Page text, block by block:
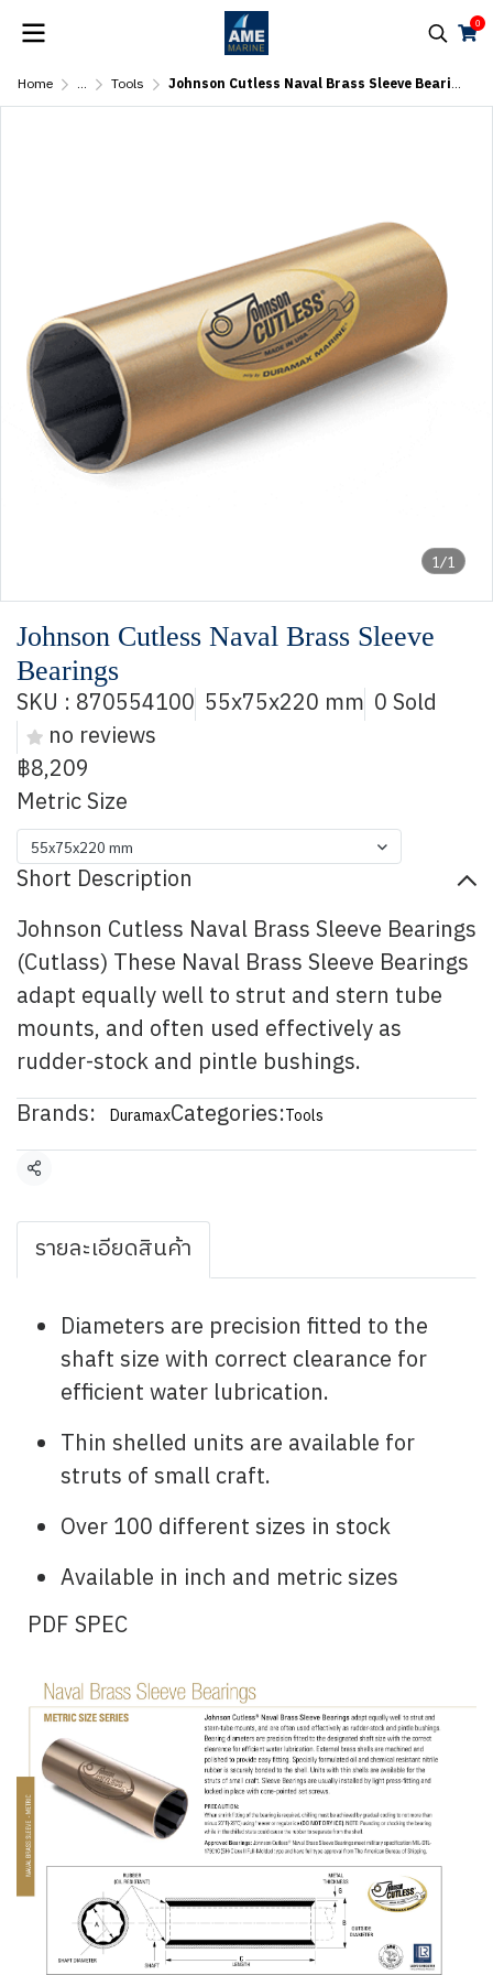
0
Home ... Tools Johnson Cutless Naval Brass Sleeve Bearings
1/1
Johnson Cutless Naval Brass Sleeve
Bearings
SKU : 870554100 55x75x220 mm 0 Sold
no reviews
฿8,209
Metric Size
55x75x220 mm
Short Description
Johnson Cutless Naval Brass Sleeve Bearings
(Cutlass) These Naval Brass Sleeve Bearings
adapt equally well to strut and stern tube
mounts, and often used effectively as
rudder-stock and pintle bushings.
Brands:
DuramaxCategories:Tools
Share
รายละเอียดสินค้า
Diameters are precision fitted to the
shaft size with correct clearance for
efficient water lubrication.
Thin shelled units are available for
struts of small craft.
Over 100 different sizes in stock
Available in inch and metric sizes
PDF SPEC